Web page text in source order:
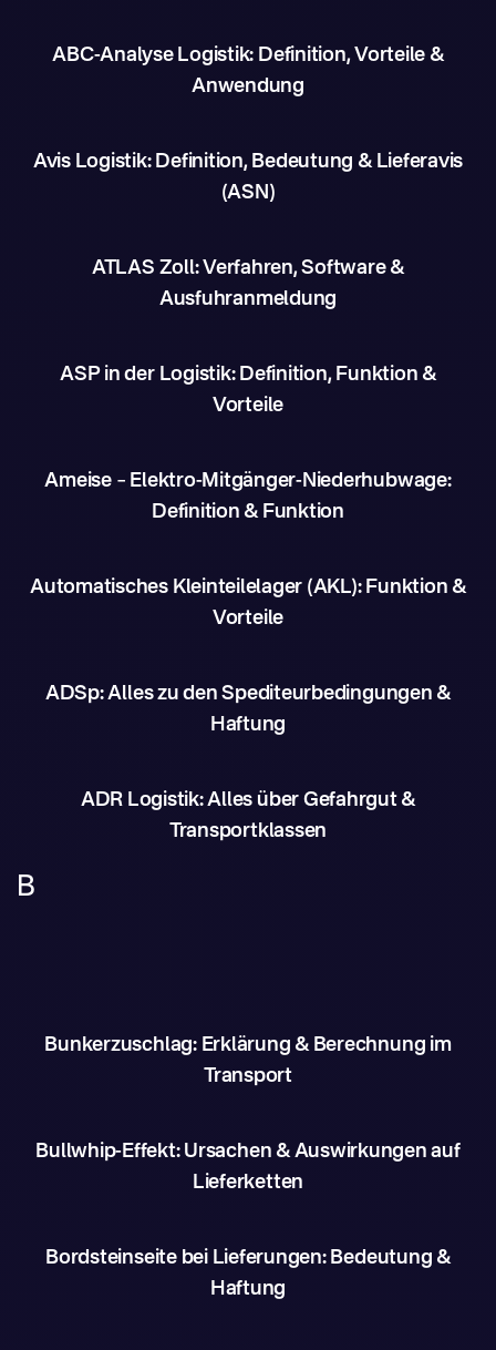
ABC-Analyse Logistik: Definition, Vorteile &
Anwendung
Avis Logistik: Definition, Bedeutung & Lieferavis
(ASN)
ATLAS Zoll: Verfahren, Software &
Ausfuhranmeldung
ASP in der Logistik: Definition, Funktion &
Vorteile
Ameise – Elektro-Mitgänger-Niederhubwage:
Definition & Funktion
Automatisches Kleinteilelager (AKL): Funktion &
Vorteile
ADSp: Alles zu den Spediteurbedingungen &
Haftung
ADR Logistik: Alles über Gefahrgut &
Transportklassen
B
Bunkerzuschlag: Erklärung & Berechnung im
Transport
Bullwhip-Effekt: Ursachen & Auswirkungen auf
Lieferketten
Bordsteinseite bei Lieferungen: Bedeutung &
Haftung